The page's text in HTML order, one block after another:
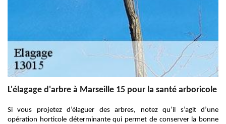
L'élagage d'arbre à Marseille 15 pour la santé arboricole
Si vous projetez d’élaguer des arbres, notez qu’il s’agit d’une
opération horticole déterminante qui permet de conserver la bonne